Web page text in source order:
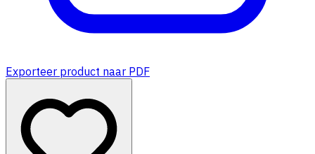
Exporteer product naar PDF